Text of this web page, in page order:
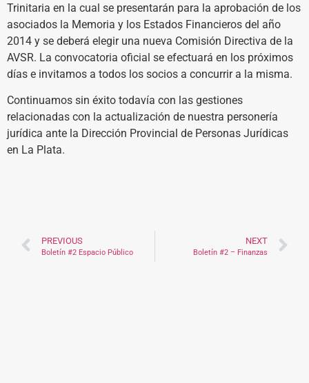
Trinitaria en la cual se presentarán para la aprobación de los
asociados la Memoria y los Estados Financieros del año
2014 y se deberá elegir una nueva Comisión Directiva de la
AVSR. La convocatoria oficial se efectuará en los próximos
días e invitamos a todos los socios a concurrir a la misma.
Continuamos sin éxito todavía con las gestiones
relacionadas con la actualización de nuestra personería
jurídica ante la Dirección Provincial de Personas Jurídicas
en La Plata.
PREVIOUS
Boletín #2 Espacio Público
NEXT
Boletín #2 – Finanzas